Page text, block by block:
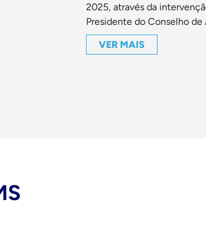
2025, através da
Presidente do Conselho de
VER MAIS